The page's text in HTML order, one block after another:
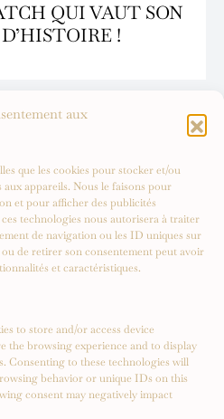
aux
que les cookies pour stocker et/ou
appareils. Nous le faisons pour
et pour afficher des publicités
technologies nous autorisera à traiter
de navigation ou les ID uniques sur
de retirer son consentement peut avoir
et caractéristiques.
to store and/or access device
the browsing experience and to display
Consenting to these technologies will
behavior or unique IDs on this
consent may negatively impact
QUI VAUT SON
!